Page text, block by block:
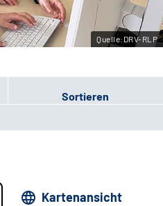
Quelle:DRV-RLP
Sortieren
Kartenansicht